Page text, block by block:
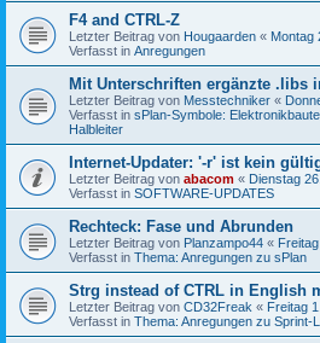
F4 and CTRL-Z
Letzter Beitrag von Hougaarden « Montag
Verfasst in Anregungen
Mit Unterschriften ergänzte .libs
Letzter Beitrag von Messtechniker «
Verfasst in sPlan-Symbole:
Halbleiter
Internet-Updater: '-r' ist kein
Letzter Beitrag von abacom « Dienstag
Verfasst in SOFTWARE-UPDATES
Rechteck: Fase und Abrunden
Letzter Beitrag von Planzampo44 «
Verfasst in Thema: Anregungen zu sPlan
Strg instead of CTRL in English
Letzter Beitrag von CD32Freak « Freitag
Verfasst in Thema: Anregungen zu Sprint-